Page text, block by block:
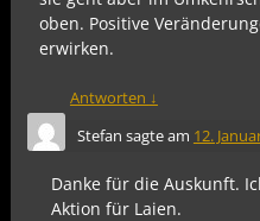
oben. Positive
erwirken.
Antworten ↓
Stefan sagte am 12.
Danke für die Auskunft.
Aktion für Laien.